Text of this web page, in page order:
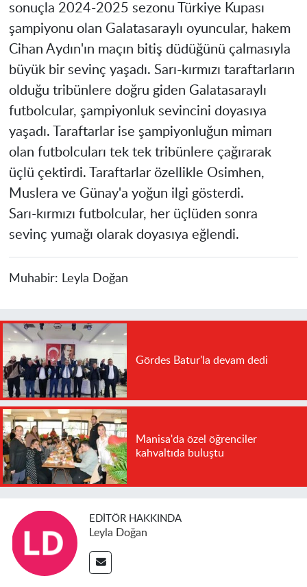
sonuçla 2024-2025 sezonu Türkiye Kupası
şampiyonu olan Galatasaraylı oyuncular, hakem
Cihan Aydın'ın maçın bitiş düdüğünü çalmasıyla
büyük bir sevinç yaşadı. Sarı-kırmızı taraftarların
olduğu tribünlere doğru giden Galatasaraylı
futbolcular, şampiyonluk sevincini doyasıya
yaşadı. Taraftarlar ise şampiyonluğun mimarı
olan futbolcuları tek tek tribünlere çağırarak
üçlü çektirdi. Taraftarlar özellikle Osimhen,
Muslera ve Günay'a yoğun ilgi gösterdi.
Sarı-kırmızı futbolcular, her üçlüden sonra
sevinç yumağı olarak doyasıya eğlendi.
Muhabir: Leyla Doğan
Gördes Batur'la devam dedi
Manisa'da özel öğrenciler
kahvaltıda buluştu
EDITÖR HAKKINDA
Leyla Doğan